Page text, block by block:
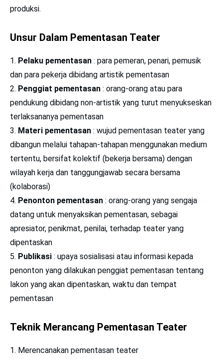
produksi.
Unsur Dalam Pementasan Teater
Pelaku pementasan : para pemeran, penari, pemusik
dan para pekerja dibidang artistik pementasan
Penggiat pementasan : orang-orang atau para
pendukung dibidang non-artistik yang turut menyukseskan
terlaksananya pementasan
Materi pementasan : wujud pementasan teater yang
dibangun melalui tahapan-tahapan menggunakan medium
tertentu, bersifat kolektif (bekerja bersama) dengan
wilayah kerja dan tanggungjawab secara bersama
(kolaborasi)
Penonton pementasan : orang-orang yang sengaja
datang untuk menyaksikan pementasan, sebagai
apresiator, penikmat, penilai, terhadap teater yang
dipentaskan
Publikasi : upaya sosialisasi atau informasi kepada
penonton yang dilakukan penggiat pementasan tentang
lakon yang akan dipentaskan, waktu dan tempat
pementasan
Teknik Merancang Pementasan Teater
Merencanakan pementasan teater